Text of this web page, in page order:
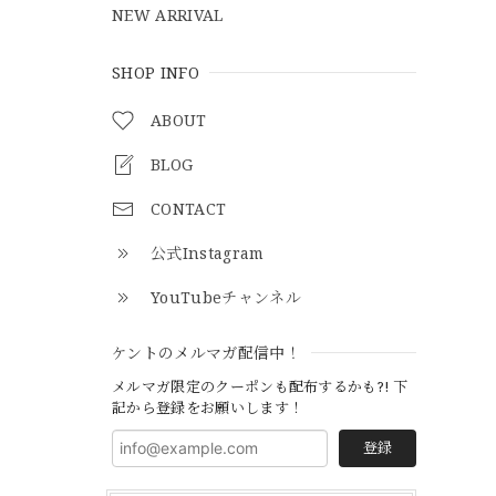
NEW ARRIVAL
SHOP INFO
ABOUT
BLOG
CONTACT
公式Instagram
YouTubeチャンネル
ケントのメルマガ配信中！
メルマガ限定のクーポンも配布するかも?! 下
記から登録をお願いします！
登録